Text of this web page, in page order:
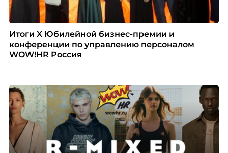
Итоги X Юбилейной бизнес-премии и
конференции по управлению персоналом
WOW!HR Россия